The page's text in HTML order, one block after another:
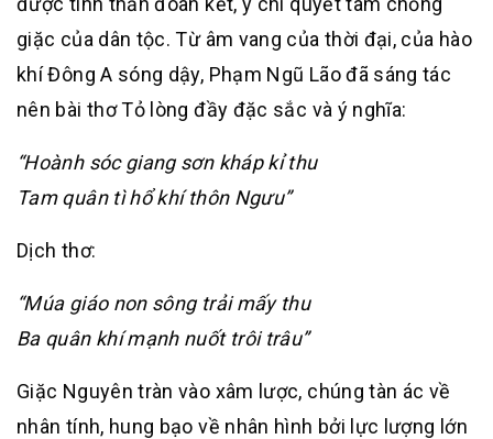
giặc của dân tộc. Từ âm vang của thời đại, của hào
khí Đông A sóng dậy, Phạm Ngũ Lão đã sáng tác
nên bài thơ Tỏ lòng đầy đặc sắc và ý nghĩa:
“Hoành sóc giang sơn kháp kỉ thu
Tam quân tì hổ khí thôn Ngưu”
Dịch thơ:
“Múa giáo non sông trải mấy thu
Ba quân khí mạnh nuốt trôi trâu”
Giặc Nguyên tràn vào xâm lược, chúng tàn ác về
nhân tính, hung bạo về nhân hình bởi lực lượng lớn